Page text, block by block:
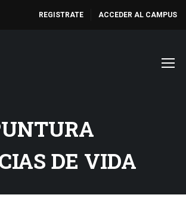
REGISTRATE ACCEDER AL CAMPUS
DE VIDA